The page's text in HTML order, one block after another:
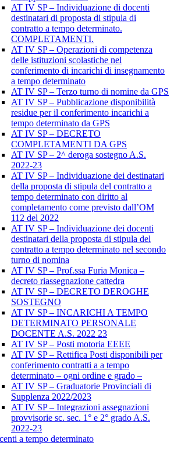
AT IV SP – Individuazione di docenti
destinatari di proposta di stipula di
contratto a tempo determinato.
COMPLETAMENTI.
AT IV SP – Operazioni di competenza
delle istituzioni scolastiche nel
conferimento di incarichi di insegnamento
a tempo determinato
AT IV SP – Terzo turno di nomine da GPS
AT IV SP – Pubblicazione disponibilità
residue per il conferimento incarichi a
tempo determinato da GPS
AT IV SP – DECRETO
COMPLETAMENTI DA GPS
AT IV SP – 2^ deroga sostegno A.S.
2022-23
AT IV SP – Individuazione dei destinatari
della proposta di stipula del contratto a
tempo determinato con diritto al
completamento come previsto dall’OM
112 del 2022
AT IV SP – Individuazione dei docenti
destinatari della proposta di stipula del
contratto a tempo determinato nel secondo
turno di nomina
AT IV SP – Prof.ssa Furia Monica –
decreto riassegnazione cattedra
AT IV SP – DECRETO DEROGHE
SOSTEGNO
AT IV SP – INCARICHI A TEMPO
DETERMINATO PERSONALE
DOCENTE A.S. 2022 23
AT IV SP – Posti motoria EEEE
AT IV SP – Rettifica Posti disponibili per
conferimento contratti a a tempo
determinato – ogni ordine e grado –
AT IV SP – Graduatorie Provinciali di
Supplenza 2022/2023
AT IV SP – Integrazioni assegnazioni
provvisorie sc. sec. 1° e 2° grado A.S.
2022-23
a tempo determinato